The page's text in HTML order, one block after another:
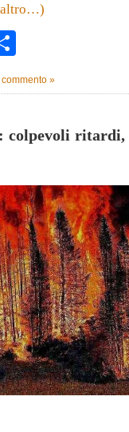
commento »
colpevoli ritardi,